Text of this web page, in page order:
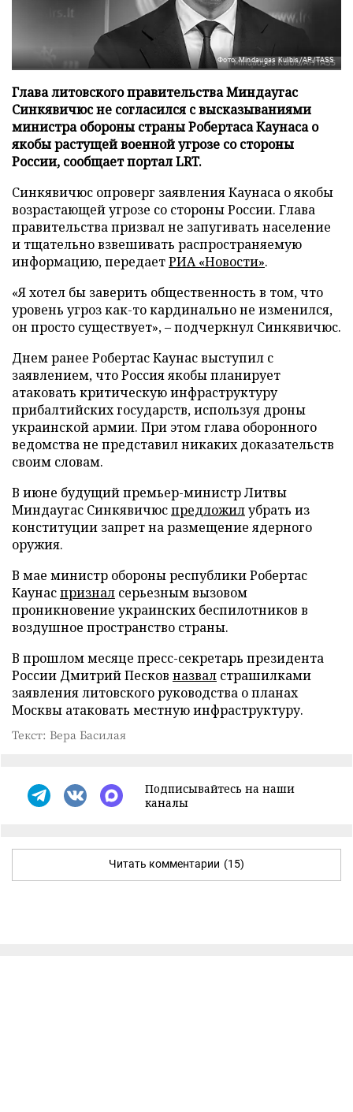
Фото: Mindaugas Kulbis/AP/TASS
Глава литовского правительства Миндаугас
Синкявичюс не согласился с высказываниями
министра обороны страны Робертаса Каунаса о
якобы растущей военной угрозе со стороны
России, сообщает портал LRT.
Синкявичюс опроверг заявления Каунаса о якобы
возрастающей угрозе со стороны России. Глава
правительства призвал не запугивать население
и тщательно взвешивать распространяемую
информацию, передаетРИА «Новости».
«Я хотел бы заверить общественность в том, что
уровень угроз как-то кардинально не изменился,
он просто существует», – подчеркнул Синкявичюс.
Днем ранее Робертас Каунас выступил с
заявлением, что Россия якобы планирует
атаковать критическую инфраструктуру
прибалтийских государств, используя дроны
украинской армии. При этом глава оборонного
ведомства не представил никаких доказательств
своим словам.
В июне будущий премьер-министр Литвы
Миндаугас Синкявичюспредложилубрать из
конституции запрет на размещение ядерного
оружия.
В мае министр обороны республики Робертас
Каунаспризнал серьезным вызовом
проникновение украинских беспилотников в
воздушное пространство страны.
В прошлом месяце пресс-секретарь президента
России Дмитрий Песков назвал страшилками
заявления литовского руководства о планах
Москвы атаковать местную инфраструктуру.
Текст: Вера Басилая
Подписывайтесь на наши
каналы
Читать комментарии (15)